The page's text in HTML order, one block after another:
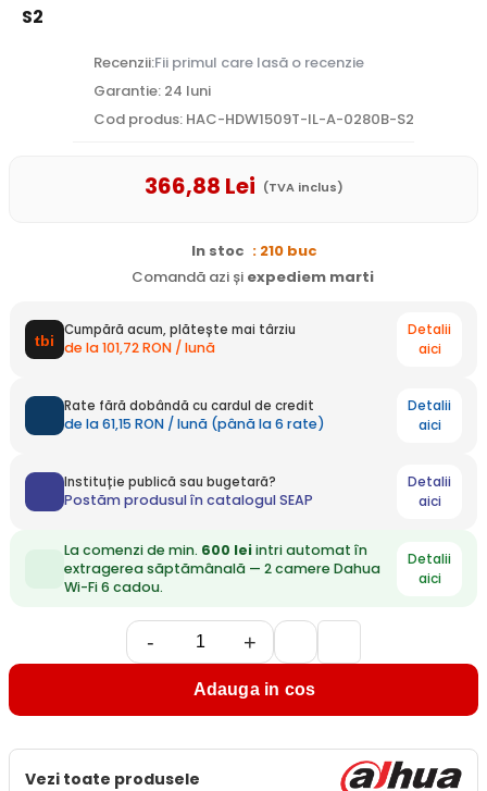
S2
Recenzii:Fii primul care lasă o recenzie
Garantie: 24 luni
Cod produs: HAC-HDW1509T-IL-A-0280B-S2
366,88 Lei (TVA inclus)
In stoc : 210 buc
Comandă azi și expediem marti
Cumpără acum, plătește mai târziu
de la 101,72 RON / lună
Detalii
aici
Rate fără dobândă cu cardul de credit
de la 61,15 RON / lună (până la 6 rate)
Detalii
aici
Instituție publică sau bugetară?
Postăm produsul în catalogul SEAP
Detalii
aici
La comenzi de min. 600 leiintri automat în
extragerea săptămânală — 2 camere Dahua
Wi-Fi 6 cadou.
Detalii
aici
- +
Adauga in cos
Vezi toate produsele